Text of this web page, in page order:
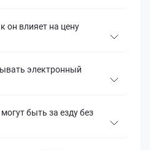
он влияет на цену
электронный
быть за езду без